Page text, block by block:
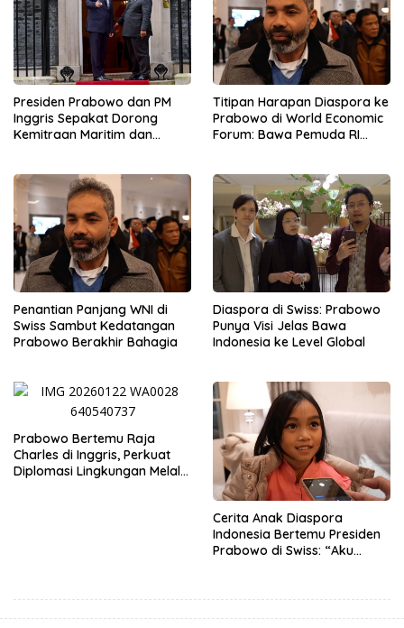
Presiden Prabowo dan PM
Inggris Sepakat Dorong
Kemitraan Maritim dan
Titipan Harapan Diaspora ke
Prabowo di World Economic
Forum: Bawa Pemuda RI
Penantian Panjang WNI di
Swiss Sambut Kedatangan
Prabowo Berakhir Bahagia
Diaspora di Swiss: Prabowo
Punya Visi Jelas Bawa
Indonesia ke Level Global
Prabowo Bertemu Raja
Charles di Inggris, Perkuat
Diplomasi Lingkungan Melalui
Cerita Anak Diaspora
Indonesia Bertemu Presiden
Prabowo di Swiss: “Aku